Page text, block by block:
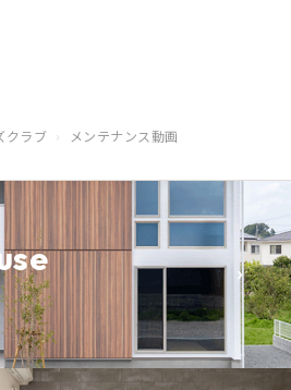
クラブ メンテナンス動画
›